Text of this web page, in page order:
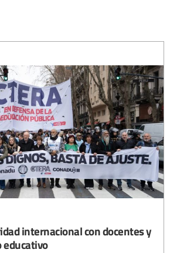
internacional con docentes y
educativo